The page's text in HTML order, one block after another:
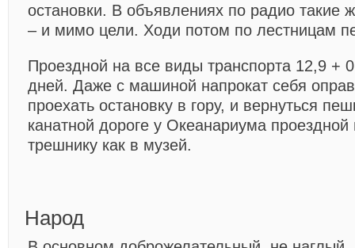
остановки. В объявлениях по радио такие
– и мимо цели. Ходи потом по лестницам
Проездной на все виды транспорта 12,9 +
дней. Даже с машиной напрокат себя
проехать остановку в гору, и вернуться
канатной дороге у Океанариума
трешнику как в музей.
Народ